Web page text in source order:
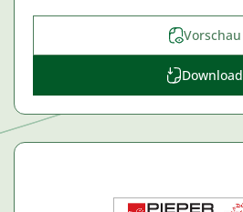
Vorschau
Download